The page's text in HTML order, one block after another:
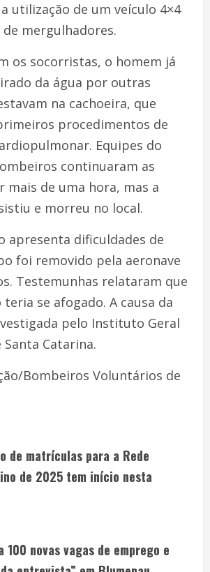
utilização de um veículo 4×4
mergulhadores.
os socorristas, o homem já
da água por outras
na cachoeira, que
procedimentos de
Equipes do
continuaram as
mais de uma hora, mas a
e morreu no local.
apresenta dificuldades de
foi removido pela aeronave
Testemunhas relataram que
se afogado. A causa da
pelo Instituto Geral
Santa Catarina.
Bombeiros Voluntários de
de matrículas para a Rede
de 2025 tem início nesta
100 novas vagas de emprego e